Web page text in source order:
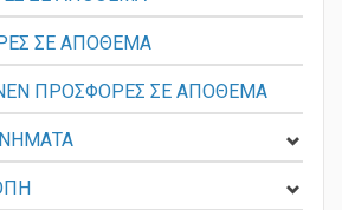
ΣΕ ΑΠΟΘΕΜΑ
ΠΡΟΣΦΟΡΕΣ ΣΕ ΑΠΟΘΕΜΑ